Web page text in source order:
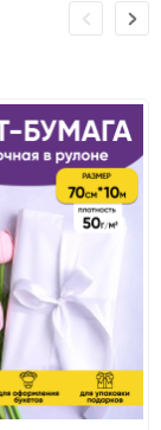
не ограничен
сертификации
не требует